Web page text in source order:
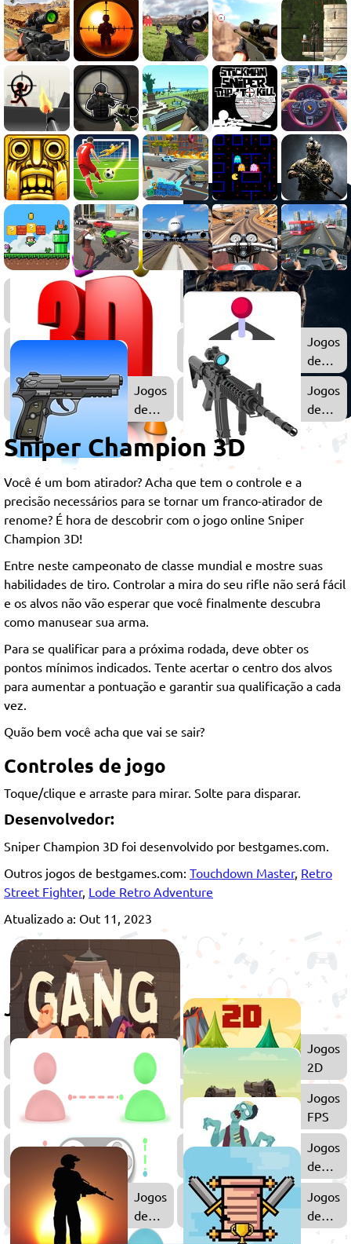
Jogos
Jogos
3D
Jogos
de
Arcade
Jogos
de
Armas
Jogos
de
Tiro
Sniper Champion 3D
Você é um bom atirador? Acha que tem o controle e a
precisão necessários para se tornar um franco-atirador de
renome? É hora de descobrir com o jogo online Sniper
Champion 3D!
Entre neste campeonato de classe mundial e mostre suas
habilidades de tiro. Controlar a mira do seu rifle não será fácil
e os alvos não vão esperar que você finalmente descubra
como manusear sua arma.
Para se qualificar para a próxima rodada, deve obter os
pontos mínimos indicados. Tente acertar o centro dos alvos
para aumentar a pontuação e garantir sua qualificação a cada
vez.
Quão bem você acha que vai se sair?
Controles de jogo
Toque/clique e arraste para mirar. Solte para disparar.
Desenvolvedor:
Sniper Champion 3D foi desenvolvido por bestgames.com.
Outros jogos de bestgames.com: Touchdown Master, Retro
Street Fighter, Lode Retro Adventure
Atualizado a: Out 11, 2023
Jogue também
Jogos
de
Meninos
Jogos
2D
Jogos
de
Stickman
Jogos
FPS
Jogos
Multiplayer
Jogos
de
Zumbi
Jogos
de
Ação
Jogos
de
Pixel